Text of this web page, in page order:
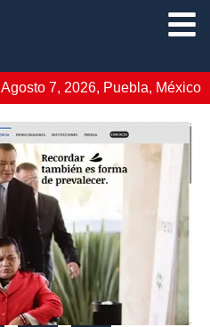
Agosto 7, 2026, Puebla, México